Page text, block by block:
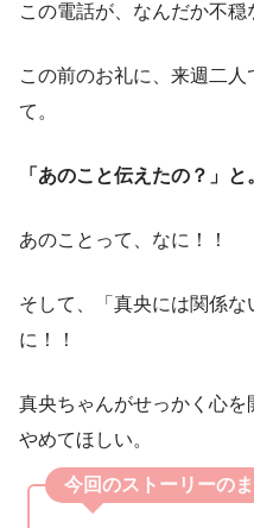
この電話が、なんだか不
この前のお礼に、来週二
て。
「あのこと伝えたの？」と
あのことって、なに！！
そして、「真央には関係
に！！
真央ちゃんがせっかく心を
やめてほしい。
今回のストーリーの